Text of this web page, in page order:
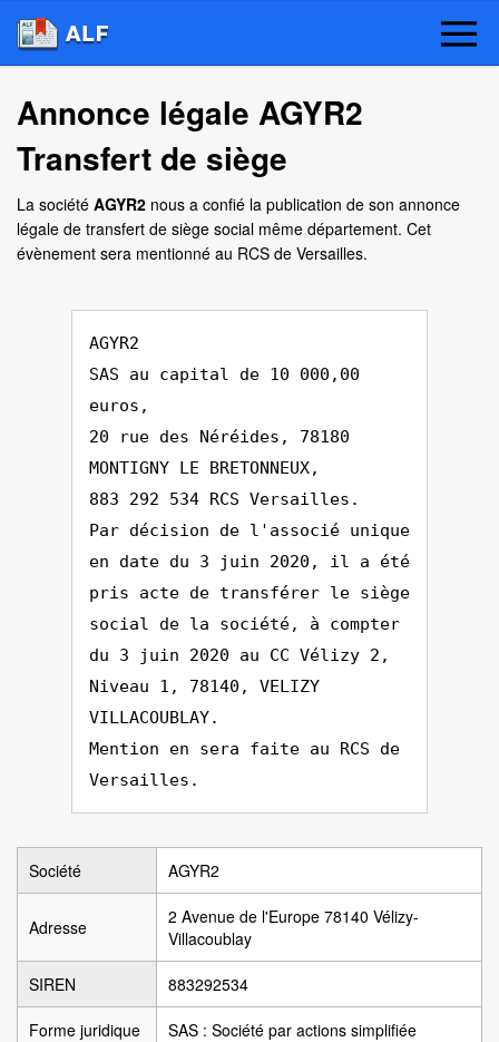
Annonce légale AGYR2
Transfert de siège
La société AGYR2 nous a confié la publication de son annonce
légale de transfert de siège social même département. Cet
évènement sera mentionné au RCS de Versailles.
AGYR2
SAS au capital de 10 000,00
euros,
20 rue des Néréides, 78180
MONTIGNY LE BRETONNEUX,
883 292 534 RCS Versailles.
Par décision de l'associé unique
en date du 3 juin 2020, il a été
pris acte de transférer le siège
social de la société, à compter
du 3 juin 2020 au CC Vélizy 2,
Niveau 1, 78140, VELIZY
VILLACOUBLAY.
Mention en sera faite au RCS de
Versailles.
Société AGYR2
Adresse
2 Avenue de l'Europe 78140 Vélizy-
Villacoublay
SIREN 883292534
Forme juridique SAS : Société par actions simplifiée